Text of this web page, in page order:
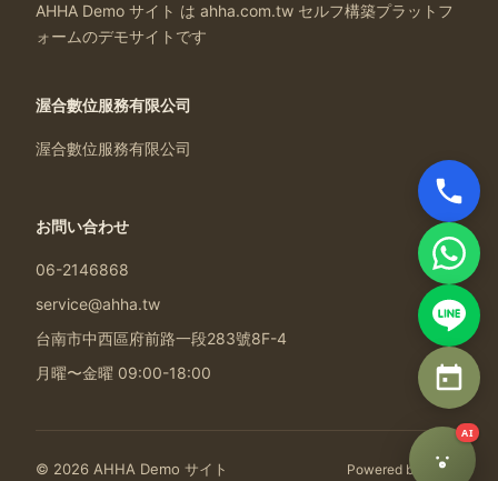
AHHA Demo サイト は ahha.com.tw セルフ構築プラットフ
ォームのデモサイトです
渥合數位服務有限公司
渥合數位服務有限公司
お問い合わせ
06-2146868
service@ahha.tw
台南市中西區府前路一段283號8F-4
月曜〜金曜 09:00-18:00
© 2026 AHHA Demo サイト Powered by AHHA
AI